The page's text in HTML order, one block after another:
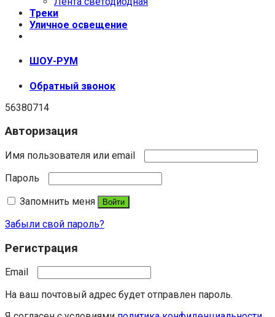
Треки
Уличное освещение
ШОУ-РУМ
Обратный звонок
56380714
Авторизация
Имя пользователя или email
Пароль
Запомнить меня
Войти
Забыли свой пароль?
Регистрация
Email
На ваш почтовый адрес будет отправлен пароль.